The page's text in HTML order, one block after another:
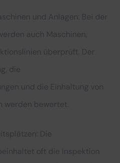
und Anlagen: Bei der
auch Maschinen,
überprüft. Der
die
und die Einhaltung von
werden bewertet.
Die
oft die Inspektion